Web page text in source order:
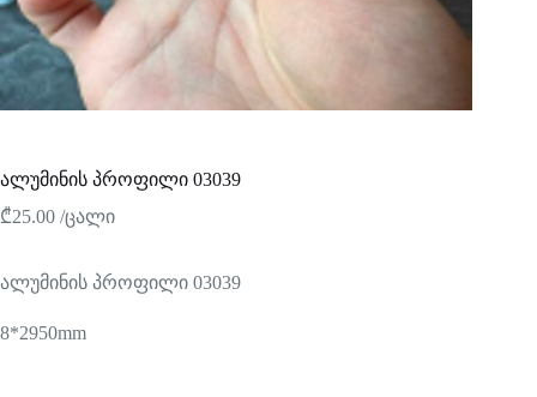
ალუმინის პროფილი 03039
₾25.00 /ცალი
ალუმინის პროფილი 03039
8*2950mm